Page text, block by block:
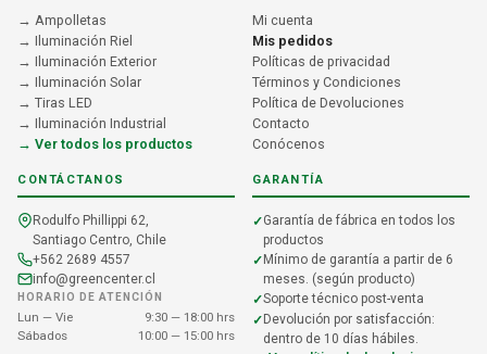
→ Ampolletas
→ Iluminación Riel
→ Iluminación Exterior
→ Iluminación Solar
→ Tiras LED
→ Iluminación Industrial
→ Ver todos los productos
Mi cuenta
Mis pedidos
Políticas de privacidad
Términos y Condiciones
Política de Devoluciones
Contacto
Conócenos
CONTÁCTANOS
Rodulfo Phillippi 62,
Santiago Centro, Chile
+562 2689 4557
info@greencenter.cl
HORARIO DE ATENCIÓN
Lun — Vie
9:30 — 18:00 hrs
Sábados
10:00 — 15:00 hrs
GARANTÍA
Garantía de fábrica en todos los
productos
Mínimo de garantía a partir de 6
meses. (según producto)
Soporte técnico post-venta
Devolución por satisfacción:
dentro de 10 días hábiles.